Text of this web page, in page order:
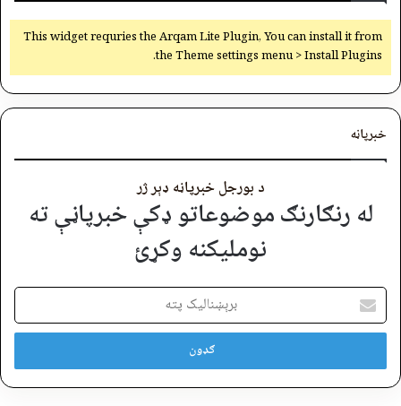
This widget requries the Arqam Lite Plugin, You can install it from
the Theme settings menu > Install Plugins.
خبرپاڼه
د بورجل خبرپاڼه ډېر ژر
له رنګارنګ موضوعاتو ډکې خبرپاڼې ته
نوملیکنه وکړئ
برېښنالیک
پته